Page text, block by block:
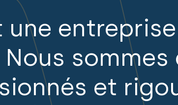
Centres
Développements
Industrielles
Résidentielles
Nous
et